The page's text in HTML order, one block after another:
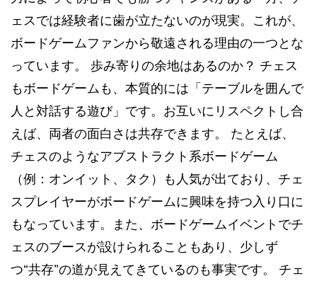
ェスでは経験者に歯が立たないのが現実。これが、
ボードゲームファンから敬遠される理由の一つとな
っています。 歩み寄りの余地はあるのか？ チェス
もボードゲームも、本質的には「テーブルを囲んで
人と対話する遊び」です。お互いにリスペクトし合
えば、両者の面白さは共存できます。 たとえば、
チェスのようなアブストラクト系ボードゲーム
（例：オンイット、タク）も人気が出ており、チェ
スプレイヤーがボードゲームに興味を持つ入り口に
もなっています。また、ボードゲームイベントでチ
ェスのブースが設けられることもあり、少しず
つ“共存”の道が見えてきているのも事実です。 チェ